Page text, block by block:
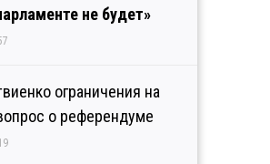
не будет»
ограничения на
о референдуме